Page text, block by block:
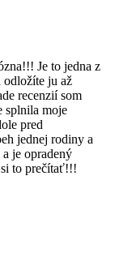
Je to jedna z
ju až
recenzií som
splnila moje
pred
jednej rodiny a
je opradený
to prečítať!!!